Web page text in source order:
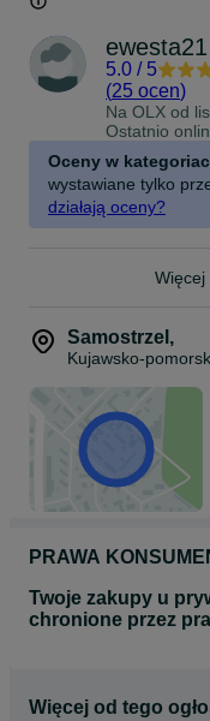
ewesta21
5.0 / 5
(25 ocen)
Na OLX od
Ostatnio
Oceny w
wystawiane tylko
działają oceny?
Więcej
Samostrzel ,
Kujawsko-
PRAWA
Twoje zakupy u
chronione przez
Więcej od tego